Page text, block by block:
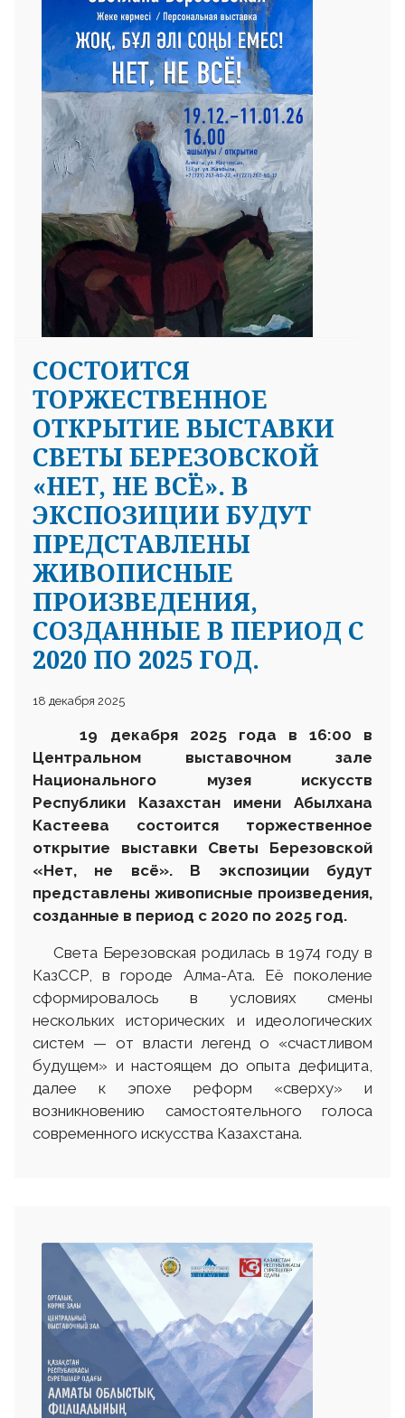
СОСТОИТСЯ
ТОРЖЕСТВЕННОЕ
ОТКРЫТИЕ ВЫСТАВКИ
СВЕТЫ БЕРЕЗОВСКОЙ
«НЕТ, НЕ ВСЁ». В
ЭКСПОЗИЦИИ БУДУТ
ПРЕДСТАВЛЕНЫ
ЖИВОПИСНЫЕ
ПРОИЗВЕДЕНИЯ,
СОЗДАННЫЕ В ПЕРИОД С
2020 ПО 2025 ГОД.
18 декабря 2025
19 декабря 2025 года в 16:00 в
Центральном выставочном зале
Национального музея искусств
Республики Казахстан имени Абылхана
Кастеева состоится торжественное
открытие выставки Светы Березовской
«Нет, не всё». В экспозиции будут
представлены живописные произведения,
созданные в период с 2020 по 2025 год.
Света Березовская родилась в 1974 году в
КазССР, в городе Алма-Ата. Её поколение
сформировалось в условиях смены
нескольких исторических и идеологических
систем — от власти легенд о «счастливом
будущем» и настоящем до опыта дефицита,
далее к эпохе реформ «сверху» и
возникновению самостоятельного голоса
современного искусства Казахстана.